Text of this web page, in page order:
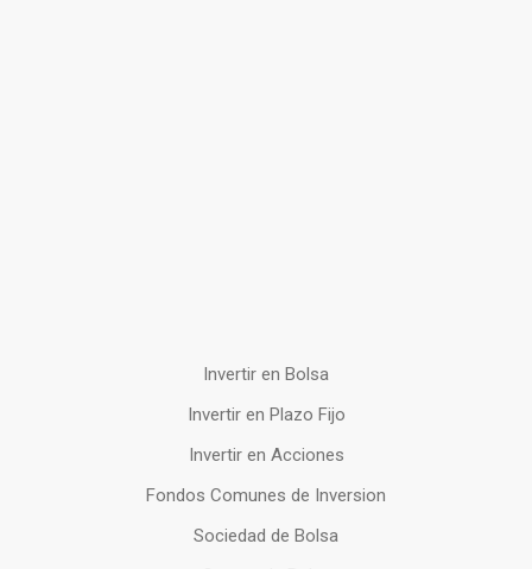
Invertir en Bolsa
Invertir en Plazo Fijo
Invertir en Acciones
Fondos Comunes de Inversion
Sociedad de Bolsa